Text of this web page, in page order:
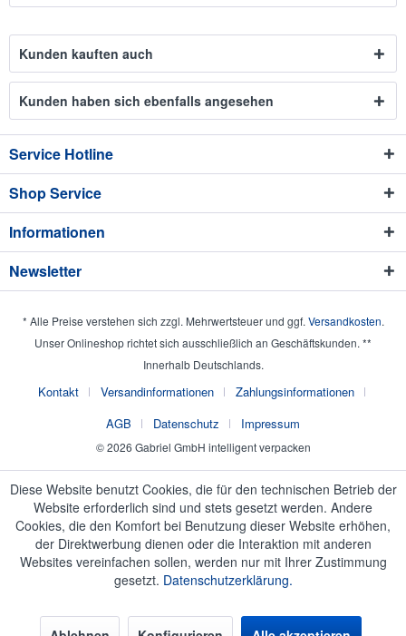
Kunden kauften auch
Kunden haben sich ebenfalls angesehen
Service Hotline
Shop Service
Informationen
Newsletter
* Alle Preise verstehen sich zzgl. Mehrwertsteuer und ggf. Versandkosten.
Unser Onlineshop richtet sich ausschließlich an Geschäftskunden. **
Innerhalb Deutschlands.
Kontakt Versandinformationen
Zahlungsinformationen
AGB
Datenschutz Impressum
© 2026 Gabriel GmbH intelligent verpacken
Diese Website benutzt Cookies, die für den technischen Betrieb der
Website erforderlich sind und stets gesetzt werden. Andere
Cookies, die den Komfort bei Benutzung dieser Website erhöhen,
der Direktwerbung dienen oder die Interaktion mit anderen
Websites vereinfachen sollen, werden nur mit Ihrer Zustimmung
gesetzt. Datenschutzerklärung.